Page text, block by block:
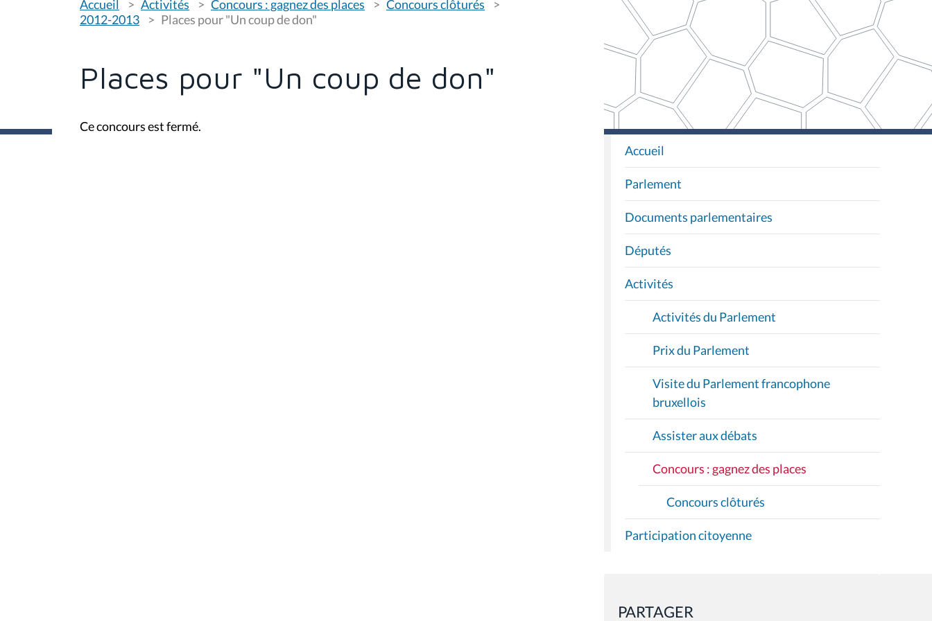
o
u
s
:
Accueil Activités Concours : gagnez des places
Concours clôturés
2012-2013
Places pour "Un coup de don"
Places pour "Un coup de don"
Ce concours est fermé.
N
A
V
I
G
A
T
I
O
Accueil
Parlement
Documents parlementaires
Députés
Activités
Activités du Parlement
Prix du Parlement
Visite du Parlement francophone
bruxellois
Assister aux débats
Concours : gagnez des places
Concours clôturés
Participation citoyenne
PARTAGER